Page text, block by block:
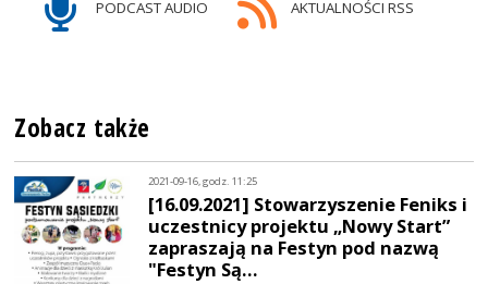
PODCAST AUDIO AKTUALNOŚCI RSS
Zobacz także
2021-09-16, godz. 11:25
[16.09.2021] Stowarzyszenie Feniks i
uczestnicy projektu „Nowy Start”
zapraszają na Festyn pod nazwą
"Festyn Są…